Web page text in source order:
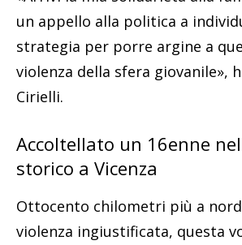
un appello alla politica a
strategia per porre argine a
violenza della sfera giovanile»,
Cirielli.
Accoltellato un 16enne
storico a Vicenza
Ottocento chilometri più a nord
violenza ingiustificata, questa